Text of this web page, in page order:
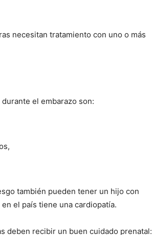
necesitan tratamiento con uno o más
el embarazo son:
también pueden tener un hijo con
el país tiene una cardiopatía.
deben recibir un buen cuidado prenatal: